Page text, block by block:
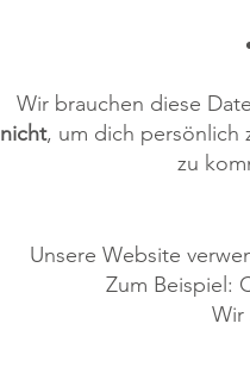
Wir brauchen diese
nicht, um dich persönlich
zu
Unsere Website
Zum Beispiel:
Wir